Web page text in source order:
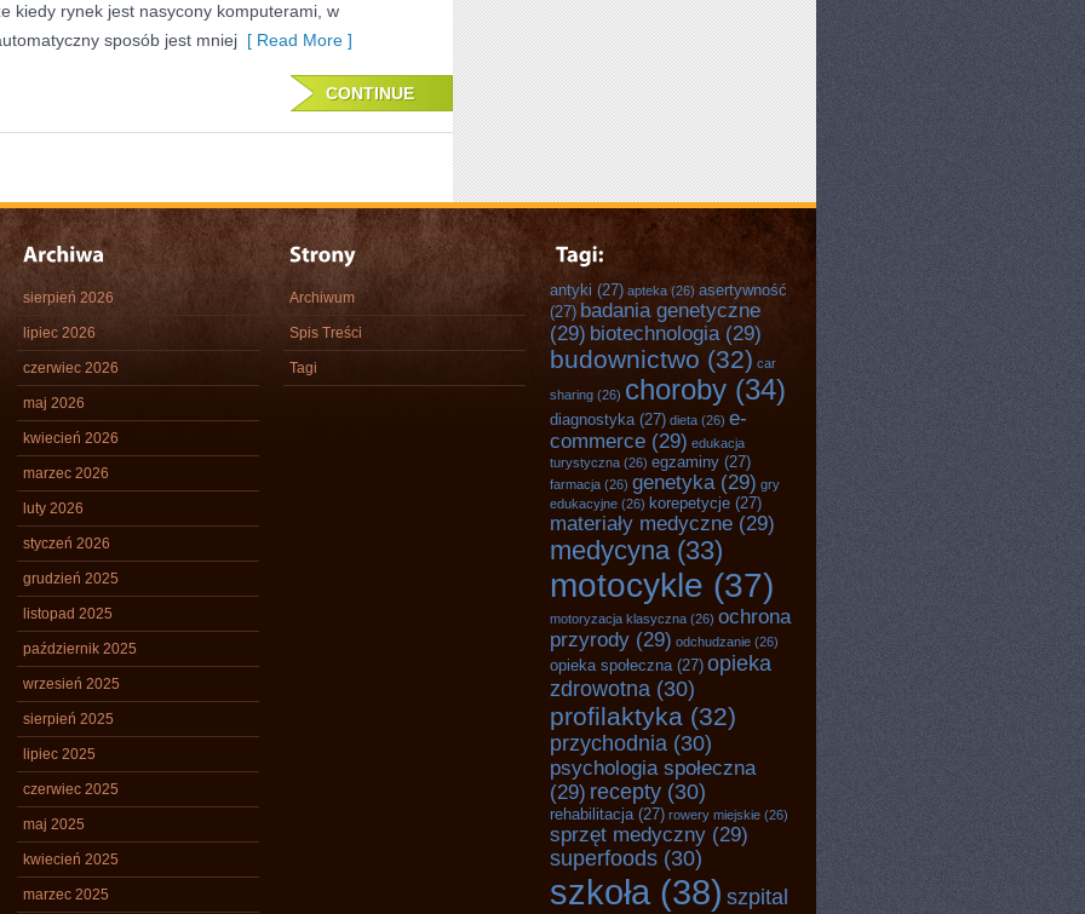
SWOJEJ
FIRMY?
kiedy rynek jest nasycony komputerami, w
sposób jest mniej [ Read More ]
CONTINUE
sierpień 2026
lipiec 2026
czerwiec 2026
maj 2026
kwiecień 2026
marzec 2026
luty 2026
styczeń 2026
grudzień 2025
listopad 2025
październik 2025
wrzesień 2025
sierpień 2025
lipiec 2025
czerwiec 2025
maj 2025
kwiecień 2025
marzec 2025
Archiwum
Spis Treści
Tagi
antyki (27) apteka (26) asertywność
(27) badania genetyczne
(29) biotechnologia (29)
budownictwo (32) car
sharing (26) choroby (34)
diagnostyka(27) dieta (26) e-
commerce (29) edukacja
turystyczna (26) egzaminy (27)
farmacja (26) genetyka (29) gry
edukacyjne (26) korepetycje (27)
materiały medyczne (29)
medycyna(33)
motocykle (37)
motoryzacja klasyczna (26) ochrona
przyrody (29) odchudzanie (26)
opieka społeczna(27) opieka
zdrowotna (30)
profilaktyka (32)
przychodnia (30)
psychologia społeczna
(29) recepty (30)
rehabilitacja(27) rowery miejskie (26)
sprzęt medyczny (29)
superfoods (30)
szkoła (38) szpital